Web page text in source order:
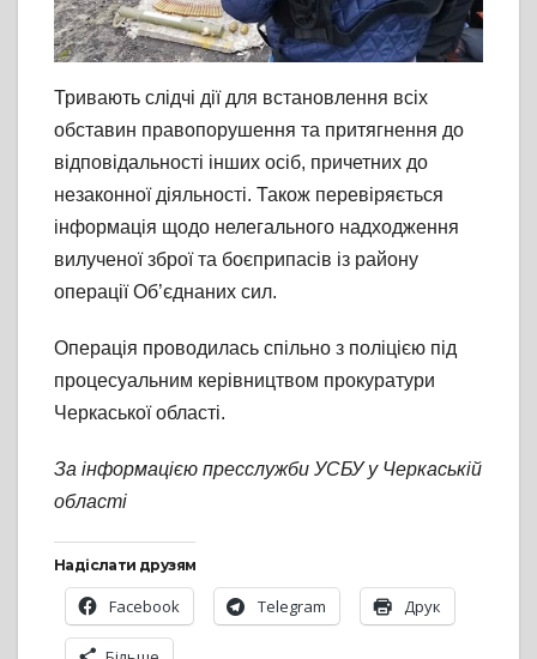
Тривають слідчі дії для встановлення всіх
обставин правопорушення та притягнення до
відповідальності інших осіб, причетних до
незаконної діяльності. Також перевіряється
інформація щодо нелегального надходження
вилученої зброї та боєприпасів із району
операції Об’єднаних сил.
Операція проводилась спільно з поліцією під
процесуальним керівництвом прокуратури
Черкаської області.
За інформацією пресслужби УСБУ у Черкаській
області
Надіслати друзям
Facebook Telegram Друк